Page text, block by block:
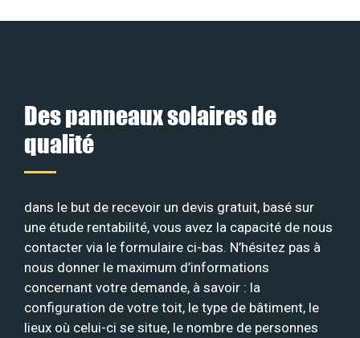
Des panneaux solaires de
qualité
dans le but de recevoir un devis gratuit, basé sur
une étude rentabilité, vous avez la capacité de nous
contacter via le formulaire ci-bas. N’hésitez pas à
nous donner le maximum d’informations
concernant votre demande, à savoir : la
configuration de votre toit, le type de bâtiment, le
lieux où celui-ci se situe, le nombre de personnes